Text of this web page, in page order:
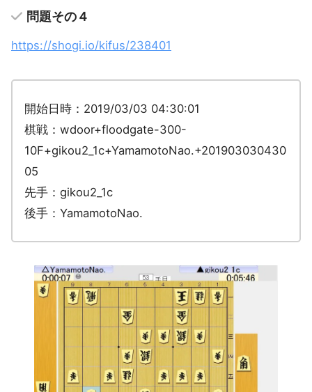
問題その４
https://shogi.io/kifus/238401
開始日時：2019/03/03 04:30:01
棋戦：wdoor+floodgate-300-
10F+gikou2_1c+YamamotoNao.+201903030430
05
先手：gikou2_1c
後手：YamamotoNao.